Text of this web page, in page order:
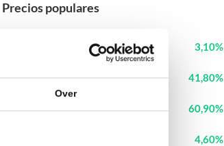
Over
Precios populares
Pudgy Penguins PENGU 3,10%
Biconomy BICO 41,80%
Cysic CYS 60,90%
4,60%